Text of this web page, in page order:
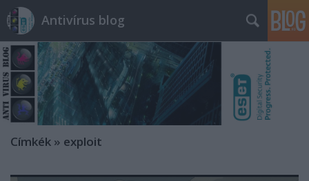
Antivírus blog
Címkék » exploit